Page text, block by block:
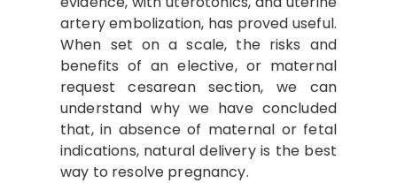
artery embolization, has proved useful.
When set on a scale, the risks and
benefits of an elective, or maternal
request cesarean section, we can
understand why we have concluded
that, in absence of maternal or fetal
indications, natural delivery is the best
way to resolve pregnancy.